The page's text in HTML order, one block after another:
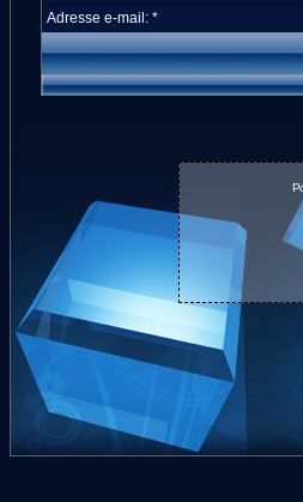
Adresse e-mail: *